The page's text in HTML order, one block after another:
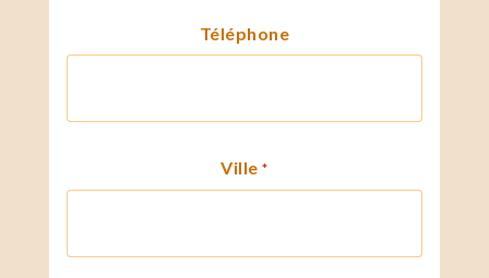
Téléphone
Ville *